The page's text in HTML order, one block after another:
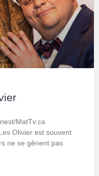
MatTv.ca
Olivier est souvent
ne se gênent pas